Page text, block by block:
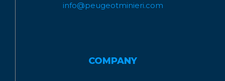
info@peugeotminieri.com
COMPANY